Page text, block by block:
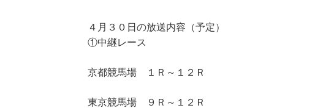
４月３０日の放送内容（予定）
①中継レース
京都競馬場 １Ｒ～１２Ｒ
東京競馬場 ９Ｒ～１２Ｒ